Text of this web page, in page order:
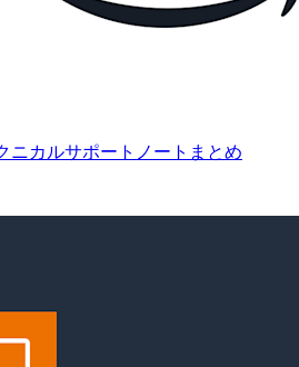
ニカルサポートノートまとめ